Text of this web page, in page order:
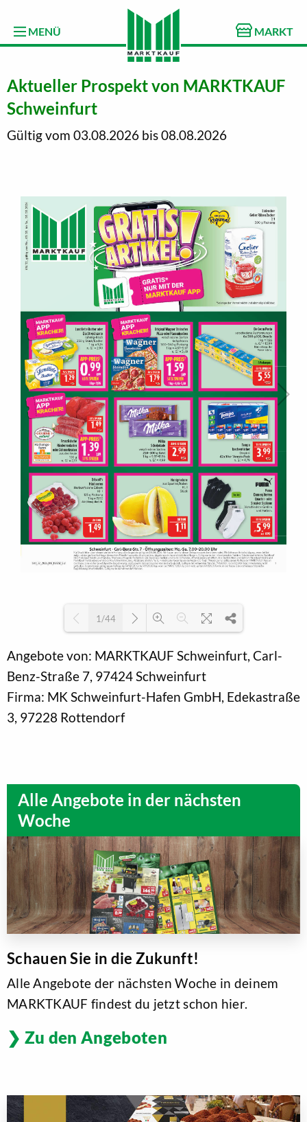
MENÜ MARKT
Aktueller Prospekt von MARKTKAUF
Schweinfurt
Gültig vom 03.08.2026 bis 08.08.2026
Loading PDF 11% ...
1/44
Angebote von: MARKTKAUF Schweinfurt, Carl-
Benz-Straße 7, 97424 Schweinfurt
Firma: MK Schweinfurt-Hafen GmbH, Edekastraße
3, 97228 Rottendorf
Alle Angebote in der nächsten
Woche
Schauen Sie in die Zukunft!
Alle Angebote der nächsten Woche in deinem
MARKTKAUF findest du jetzt schon hier.
Zu den Angeboten